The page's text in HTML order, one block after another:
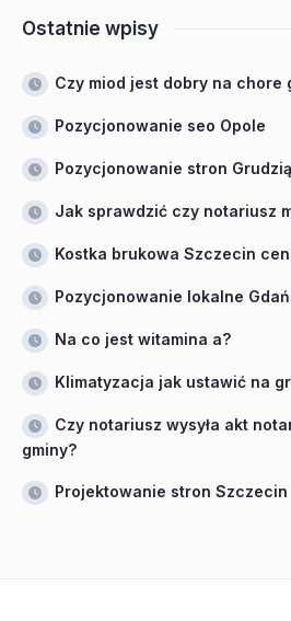
Ostatnie wpisy
Czy miod jest dobry na chore
Pozycjonowanie seo Opole
Pozycjonowanie stron
Jak sprawdzić czy notariusz
Kostka brukowa Szczecin
Pozycjonowanie lokalne
Na co jest witamina a?
Klimatyzacja jak ustawić na
Czy notariusz wysyła akt
gminy?
Projektowanie stron Szczecin